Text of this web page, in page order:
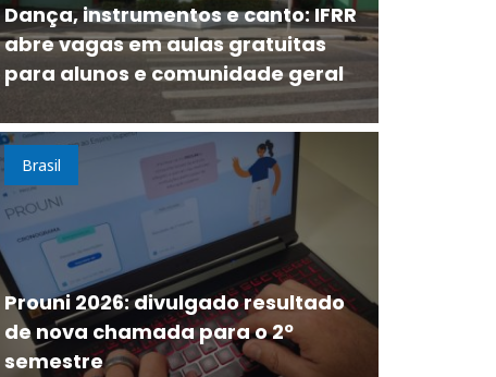
Dança, instrumentos e canto: IFRR
abre vagas em aulas gratuitas
para alunos e comunidade geral
Brasil
Prouni 2026: divulgado resultado
de nova chamada para o 2º
semestre